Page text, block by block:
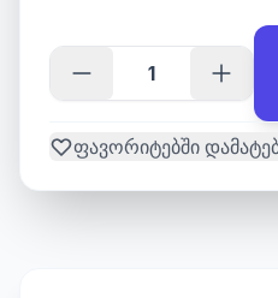
ფავორიტებში